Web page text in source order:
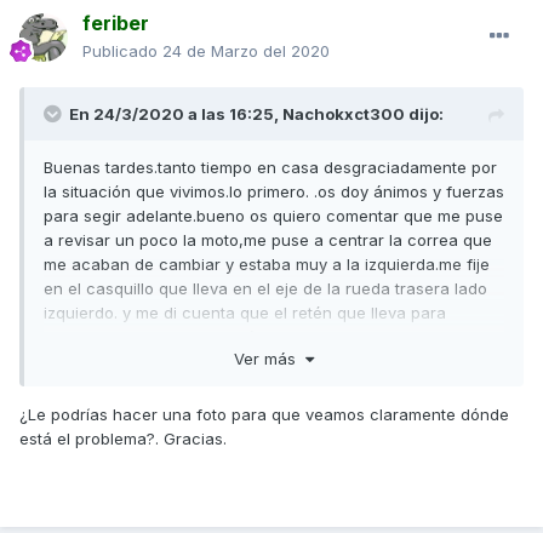
feriber
Publicado 24 de Marzo del 2020
En 24/3/2020 a las 16:25, Nachokxct300 dijo:
Buenas tardes.tanto tiempo en casa desgraciadamente por
la situación que vivimos.lo primero. .os doy ánimos y fuerzas
para segir adelante.bueno os quiero comentar que me puse
a revisar un poco la moto,me puse a centrar la correa que
me acaban de cambiar y estaba muy a la izquierda.me fije
en el casquillo que lleva en el eje de la rueda trasera lado
izquierdo. y me di cuenta que el retén que lleva para
casquillo es más grande que el eje central.que es lo que
hasta que se estropea y no sirve para lo que es.fijaros por
que los están cambiando en garantia.
Ver más
¿Le podrías hacer una foto para que veamos claramente dónde
está el problema?. Gracias.